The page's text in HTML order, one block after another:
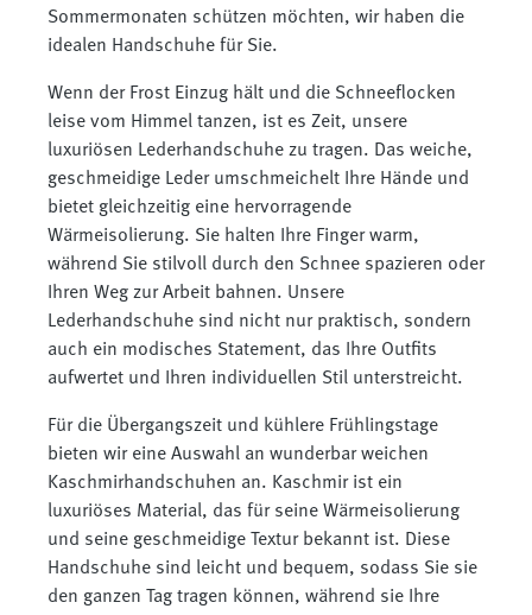
Sommermonaten schützen möchten, wir haben die
idealen Handschuhe für Sie.
Wenn der Frost Einzug hält und die Schneeflocken
leise vom Himmel tanzen, ist es Zeit, unsere
luxuriösen Lederhandschuhe zu tragen. Das weiche,
geschmeidige Leder umschmeichelt Ihre Hände und
bietet gleichzeitig eine hervorragende
Wärmeisolierung. Sie halten Ihre Finger warm,
während Sie stilvoll durch den Schnee spazieren oder
Ihren Weg zur Arbeit bahnen. Unsere
Lederhandschuhe sind nicht nur praktisch, sondern
auch ein modisches Statement, das Ihre Outfits
aufwertet und Ihren individuellen Stil unterstreicht.
Für die Übergangszeit und kühlere Frühlingstage
bieten wir eine Auswahl an wunderbar weichen
Kaschmirhandschuhen an. Kaschmir ist ein
luxuriöses Material, das für seine Wärmeisolierung
und seine geschmeidige Textur bekannt ist. Diese
Handschuhe sind leicht und bequem, sodass Sie sie
den ganzen Tag tragen können, während sie Ihre